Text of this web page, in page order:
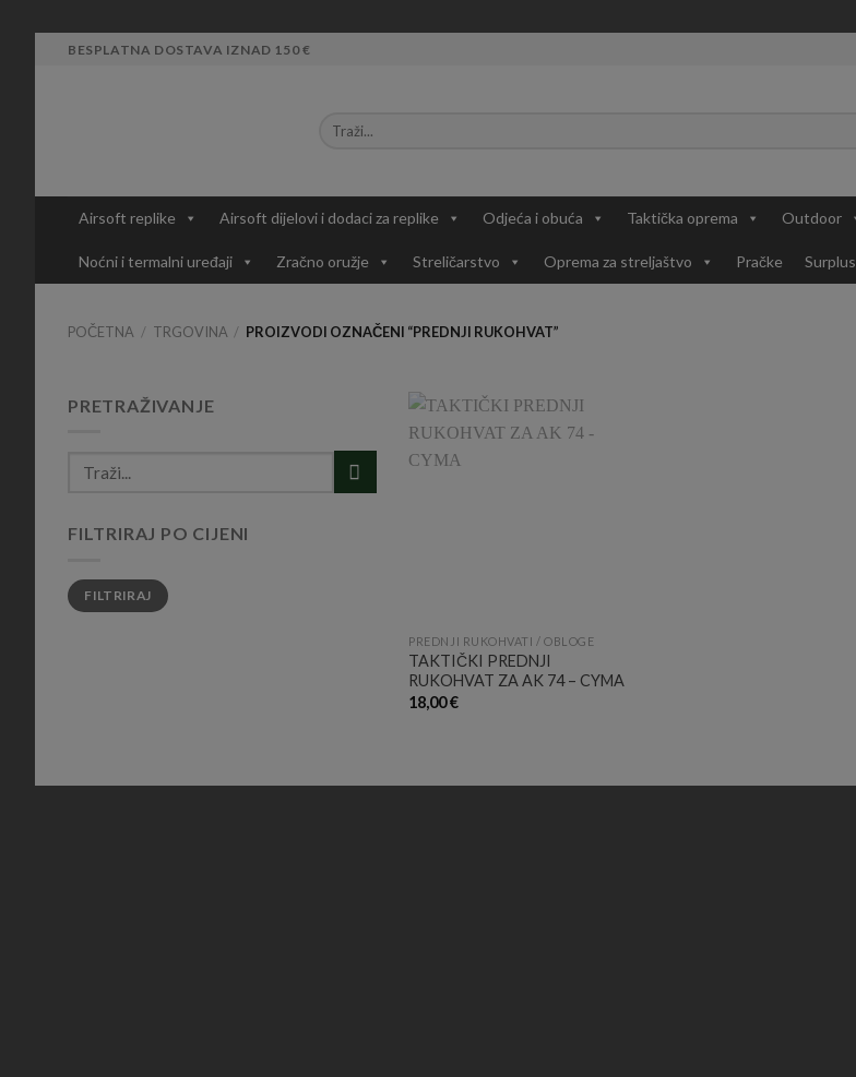
BESPLATNA DOSTAVA IZNAD 150 €
Airsoft replike Airsoft dijelovi i dodaci za replike Odjeća i obuća Taktička oprema Outdoor
Noćni i termalni uređaji Zračno oružje Streličarstvo Oprema za streljaštvo Pračke Surplus
POČETNA / TRGOVINA / PROIZVODI OZNAČENI “PREDNJI RUKOHVAT”
PRETRAŽIVANJE
FILTRIRAJ PO CIJENI
Min
cijena
Maks
cijenaFILTRIRAJ
PREDNJI RUKOHVATI / OBLOGE
TAKTIČKI PREDNJI
RUKOHVAT ZA AK 74 – CYMA
18,00€